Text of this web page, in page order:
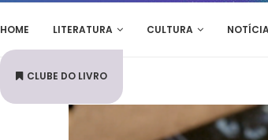
HOME LITERATURA CULTURA
CLUBE DO LIVRO